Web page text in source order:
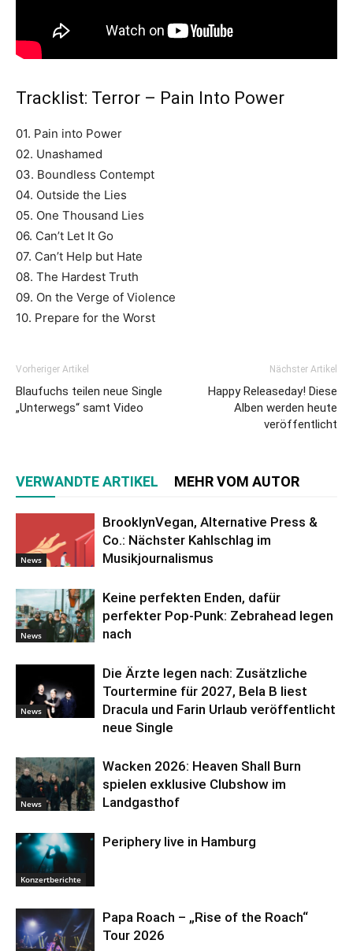
Tracklist: Terror – Pain Into Power
01. Pain into Power
02. Unashamed
03. Boundless Contempt
04. Outside the Lies
05. One Thousand Lies
06. Can’t Let It Go
07. Can’t Help but Hate
08. The Hardest Truth
09. On the Verge of Violence
10. Prepare for the Worst
Vorheriger Artikel
Blaufuchs teilen neue Single
„Unterwegs“ samt Video
Nächster Artikel
Happy Releaseday! Diese
Alben werden heute
veröffentlicht
VERWANDTE ARTIKEL MEHR VOM AUTOR
News
BrooklynVegan, Alternative Press &
Co.: Nächster Kahlschlag im
Musikjournalismus
News
Keine perfekten Enden, dafür
perfekter Pop-Punk: Zebrahead legen
nach
News
Die Ärzte legen nach: Zusätzliche
Tourtermine für 2027, Bela B liest
Dracula und Farin Urlaub veröffentlicht
neue Single
News
Wacken 2026: Heaven Shall Burn
spielen exklusive Clubshow im
Landgasthof
Konzertberichte
Periphery live in Hamburg
Papa Roach – „Rise of the Roach“
Tour 2026